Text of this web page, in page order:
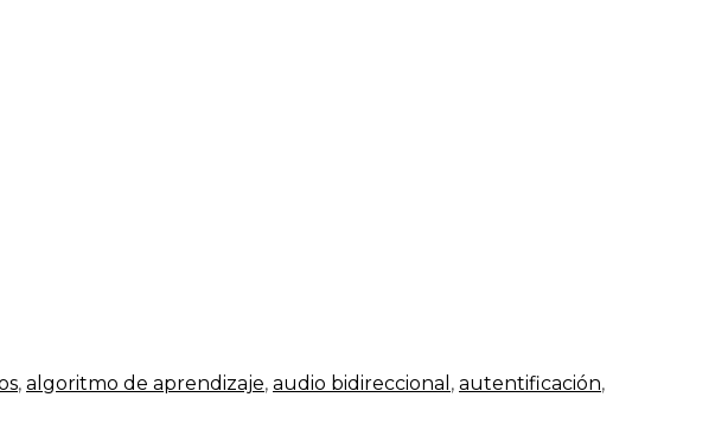
, algoritmo de aprendizaje, audio bidireccional , autentificación,